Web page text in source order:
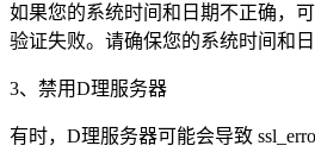
如果您的系统时间和日期不正确，
验证失败。请确保您的系统时间和日
3、禁用D理服务器
有时，D理服务器可能会导致